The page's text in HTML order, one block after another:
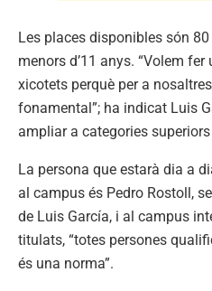
Les places disponibles són
menors d’11 anys. “Volem
xicotets perquè per a
fonamental”; ha indicat Luis
ampliar a categories
La persona que estarà dia a
al campus és Pedro Rostoll,
de Luis García, i al campus
titulats, “totes persones
és una norma”.